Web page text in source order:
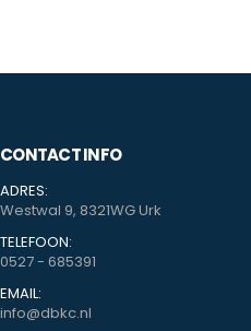
CONTACT INFO
ADRES:
Westwal 9, 8321WG Urk
TELEFOON:
0527 - 685391
EMAIL:
info@dbkc.nl